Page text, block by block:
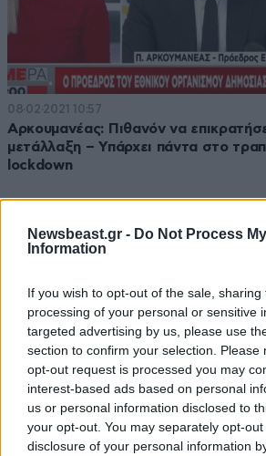
Newsbeast.gr - Do Not Process
Information
If you wish to opt-out of the sale,
processing of your personal or sensitive
targeted advertising by us, please use
section to confirm your selection. Please
opt-out request is processed you may
interest-based ads based on personal
us or personal information disclosed to
your opt-out. You may separately opt-
disclosure of your personal information
08·02·2021 10:57
Αρκουμανέας: Πιθανόν να
μετάλλαξη – Υπάρχει πάντα στο
lockdown